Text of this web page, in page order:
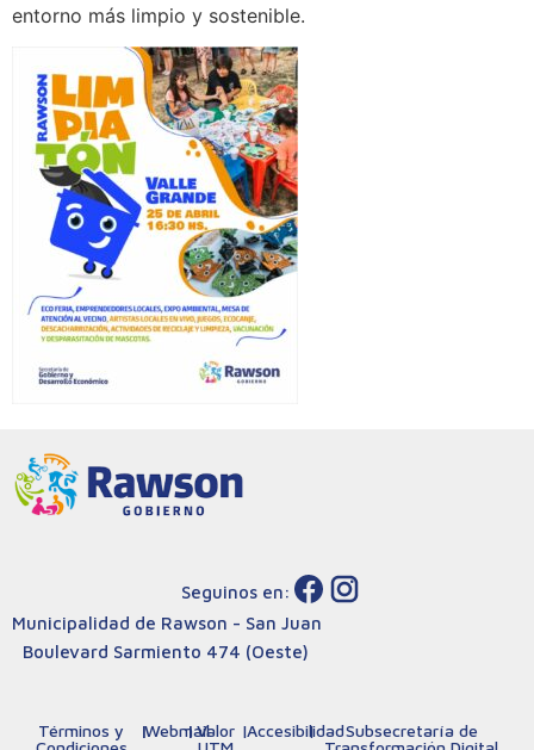
entorno más limpio y sostenible.
Seguinos en:
Municipalidad de Rawson - San Juan
Boulevard Sarmiento 474 (Oeste)
Términos y
|Webmail
|Valor |Accesibilidad
|
Subsecretaría de